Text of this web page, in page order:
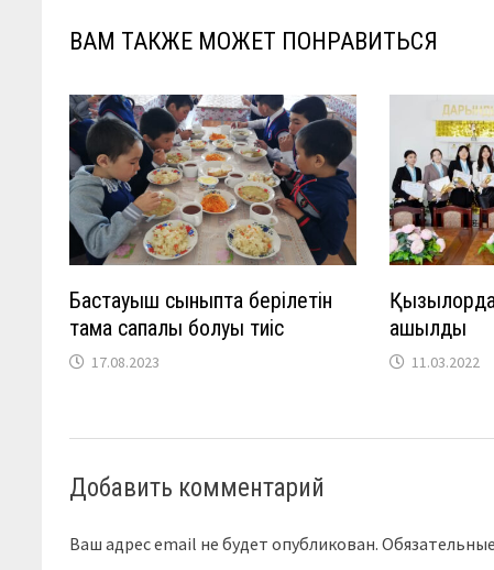
ВАМ ТАКЖЕ МОЖЕТ ПОНРАВИТЬСЯ
Бастауыш сыныпта берілетін
тамақ сапалы болуы тиіс
17.08.2023
ашылды
11.03.2022
Добавить комментарий
Ваш адрес email не будет опубликован.